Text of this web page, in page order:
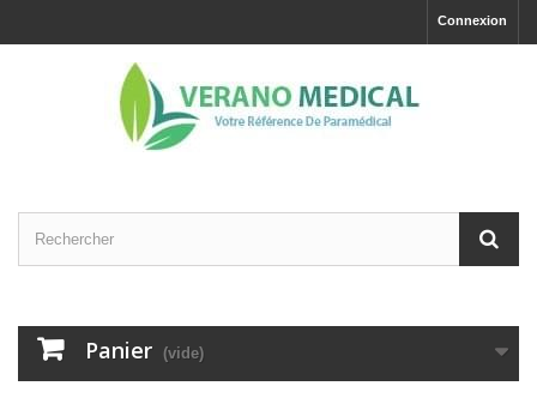
Connexion
Panier (vide)